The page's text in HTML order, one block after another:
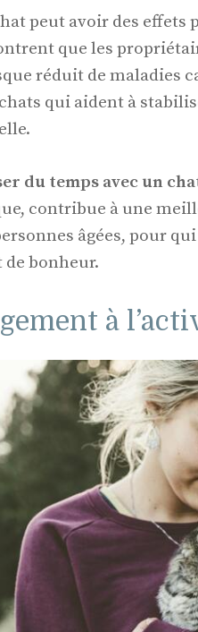
peut avoir des
que les
réduit de maladies
qui aident à
du temps avec un
contribue à une
âgées, pour
bonheur.
à